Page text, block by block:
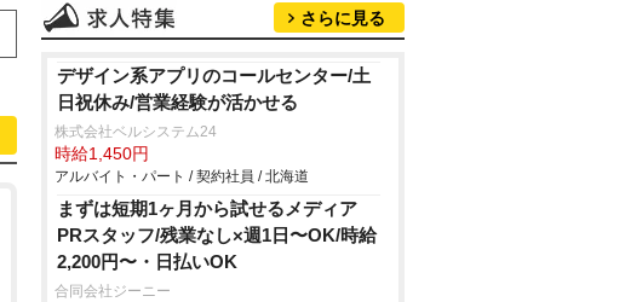
さらに見る
デザイン系アプリのコールセンター/土
日祝休み/営業経験が活かせる
株式会社ベルシステム24
時給1,450円
アルバイト・パート / 契約社員 / 北海道
まずは短期1ヶ月から試せるメディア
PRスタッフ/残業なし×週1日〜OK/時給
2,200円〜・日払いOK
合同会社ジーニー